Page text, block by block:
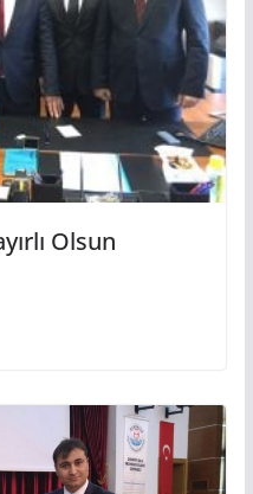
Olsun